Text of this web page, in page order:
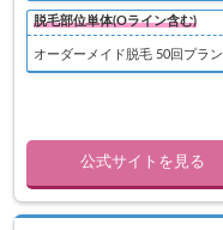
脱毛部位単体(Oライン含む)
オーダーメイド脱毛 50回プラン
公式サイトを見る